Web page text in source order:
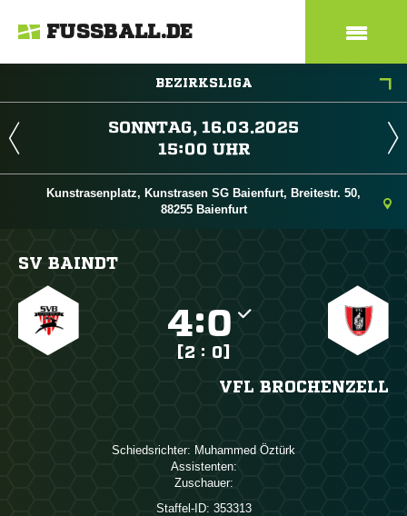
FUSSBALL.DE
BEZIRKSLIGA
 
 
Kunstrasenplatz, Kunstrasen SG Baienfurt, Breitestr. 50,
88255 Baienfurt
SV BAINDT
:
[2 : 0]
VFL BROCHENZELL
Schiedsrichter:  
Assistenten:
Zuschauer:
Staffel-ID: 353313